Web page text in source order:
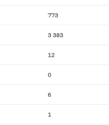
773
3 383
12
0
6
1